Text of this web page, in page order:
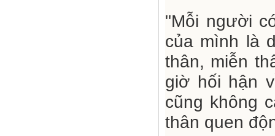
"Mỗi người
của mình là
thân, miễn
giờ hối hận
cũng không
thân quen